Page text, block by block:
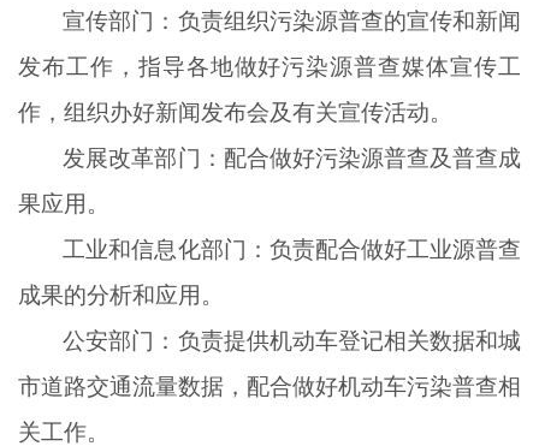
宣传部门：负责组织污染源普查的宣传和新闻
发布工作，指导各地做好污染源普查媒体宣传工
作，组织办好新闻发布会及有关宣传活动。
发展改革部门：配合做好污染源普查及普查成
果应用。
工业和信息化部门：负责配合做好工业源普查
成果的分析和应用。
公安部门：负责提供机动车登记相关数据和城
市道路交通流量数据，配合做好机动车污染普查相
关工作。